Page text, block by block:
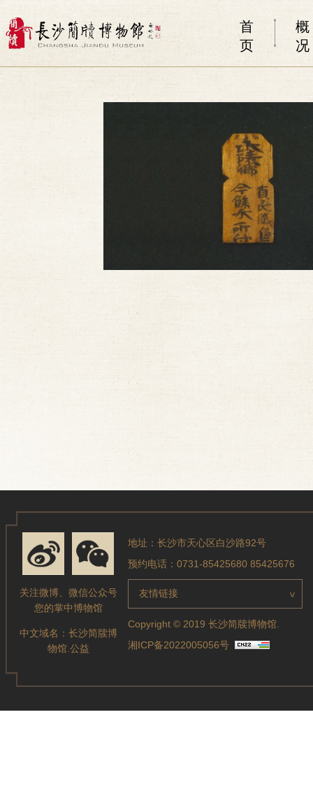
首
页
概
况
关注微博、微信公众号
您的掌中博物馆
中文域名： 长沙简牍博
物馆.公益
地址：长沙市天心区白沙路92号
预约电话：0731-85425680 85425676
友情链接 >
Copyright © 2019 长沙简牍博物馆.
湘ICP备2022005056号